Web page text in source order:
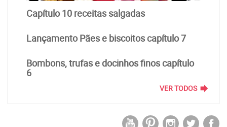
Capítulo 10 receitas salgadas
Lançamento Pães e biscoitos capítulo 7
Bombons, trufas e docinhos finos capítulo
6
VER TODOS forward